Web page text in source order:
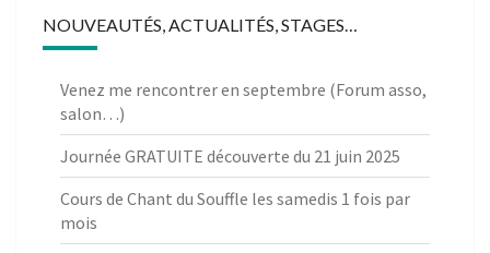
NOUVEAUTÉS, ACTUALITÉS, STAGES…
Venez me rencontrer en septembre (Forum asso,
salon…)
Journée GRATUITE découverte du 21 juin 2025
Cours de Chant du Souffle les samedis 1 fois par
mois